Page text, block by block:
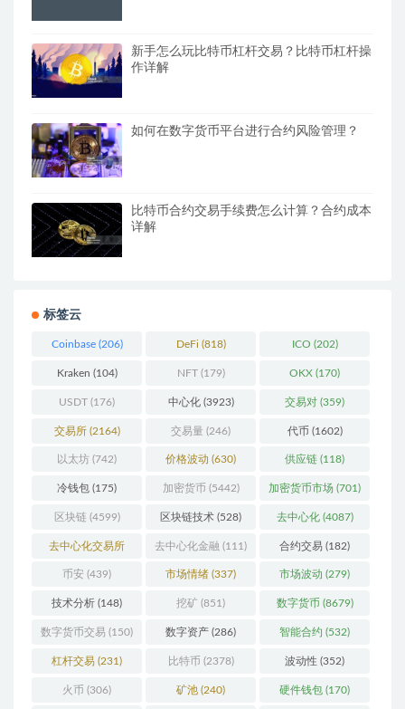
新手怎么玩比特币杠杆交易？比特币杠杆操
作详解
如何在数字货币平台进行合约风险管理？
比特币合约交易手续费怎么计算？合约成本
详解
标签云
Coinbase(206) DeFi (818) ICO (202)
Kraken (104) NFT(179) OKX (170)
USDT (176) 中心化(3923) 交易对 (359)
交易所(2164) 交易量 (246) 代币 (1602)
以太坊 (742) 价格波动 (630) 供应链 (118)
冷钱包 (175) 加密货币 (5442) 加密货币市场 (701)
区块链(4599) 区块链技术 (528) 去中心化(4087)
去中心化交易所
(196)
去中心化金融 (111) 合约交易 (182)
币安 (439) 市场情绪 (337) 市场波动 (279)
技术分析 (148) 挖矿 (851) 数字货币 (8679)
数字货币交易 (150) 数字资产 (286) 智能合约 (532)
杠杆交易 (231) 比特币 (2378) 波动性 (352)
火币 (306) 矿池 (240) 硬件钱包 (170)